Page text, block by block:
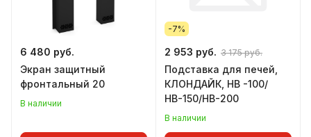
6 480 руб.
Экран защитный
фронтальный 20
В наличии
-7%
2 953 руб. 3 175 руб.
Подставка для печей,
КЛОНДАЙК, НВ -100/
НВ-150/НВ-200
В наличии